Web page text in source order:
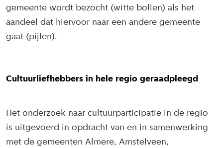
gemeente wordt bezocht (witte bollen) als het
aandeel dat hiervoor naar een andere gemeente
gaat (pijlen).
Cultuurliefhebbers in hele regio geraadpleegd
Het onderzoek naar cultuurparticipatie in de regio
is uitgevoerd in opdracht van en in samenwerking
met de gemeenten Almere, Amstelveen,